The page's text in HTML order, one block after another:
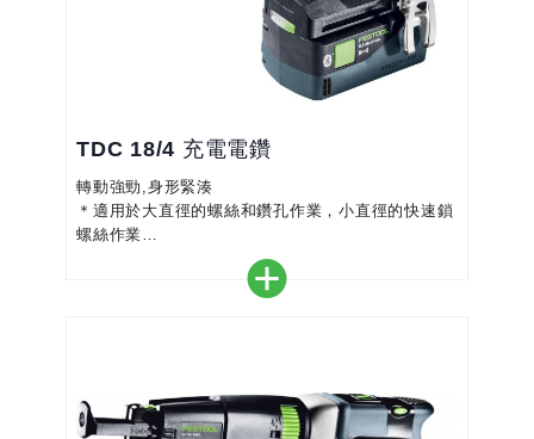
TDC 18/4 充電電鑽
轉動強勁,身形緊湊
＊適用於大直徑的螺絲和鑽孔作業，小直徑的快速鎖
螺絲作業
＊無碳刷EC-TEC馬達，壽命延長、高效率、功能強
＊可單獨開關的 LED 照明以及電池電量指示
＊堅固：堅不可摧的4速金屬齒輪箱，並通過全面的